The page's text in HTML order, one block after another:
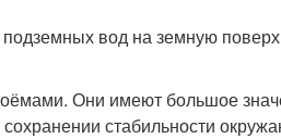
вод на земную
Они имеют большое
стабильности